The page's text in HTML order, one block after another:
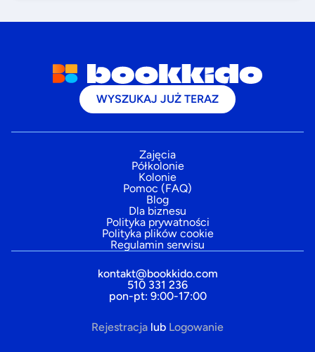
WYSZUKAJ JUŻ TERAZ
Zajęcia
Półkolonie
Kolonie
Pomoc (FAQ)
Blog
Dla biznesu
Polityka prywatności
Polityka plików cookie
Regulamin serwisu
kontakt@bookkido.com
510 331 236
pon-pt: 9:00-17:00
Rejestracja lub Logowanie